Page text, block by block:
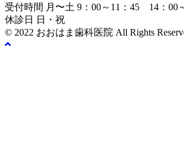
受付時間 月〜土 9：00～11：45 14：
休診日 日・祝
© 2022 おおはま歯科医院 All Rights